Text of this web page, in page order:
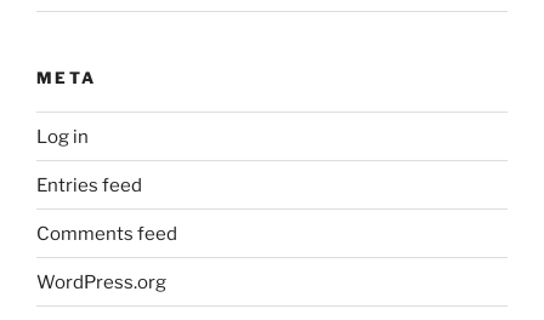
META
Log in
Entries feed
Comments feed
WordPress.org